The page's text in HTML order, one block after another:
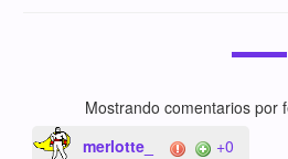
Mostrando comentarios por
merlotte_
+0